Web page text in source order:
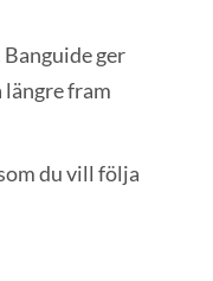
ger
fram
du vill följa